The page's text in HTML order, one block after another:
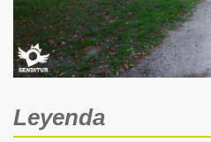
Leyenda